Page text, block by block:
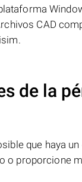
CAD
de la
que haya
o proporcione